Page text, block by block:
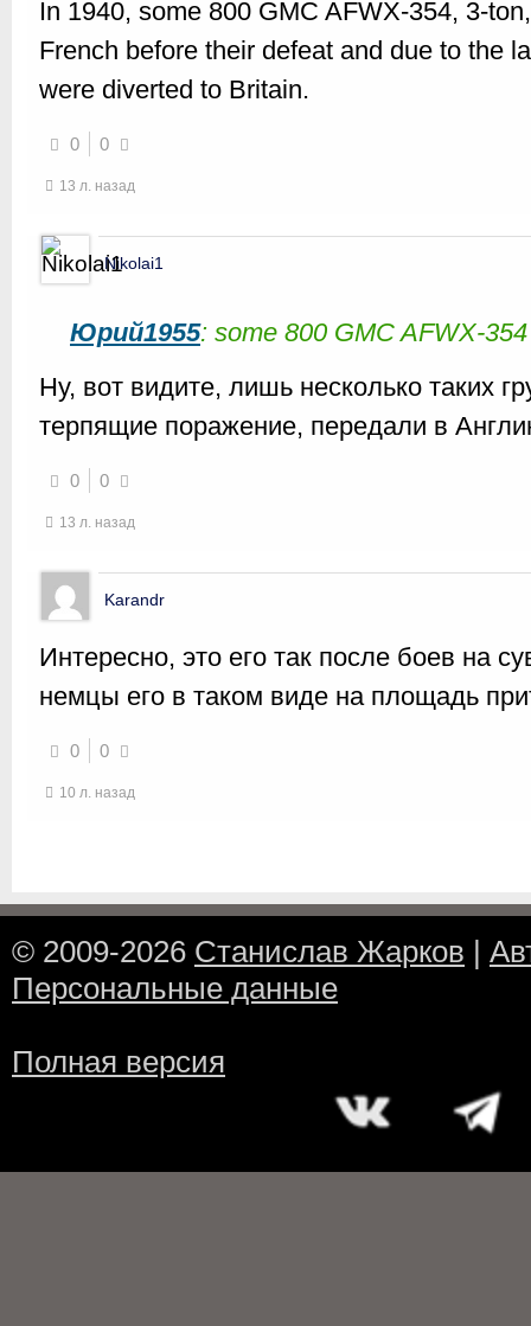
In 1940, some 800 GMC AFWX-354, 3-
French before their defeat and due to the
were diverted to Britain.
0 0
13 л. назад
Nikolai1
Юрий1955: some 800 GMC AFWX-354
Ну, вот видите, лишь несколько таких
терпящие поражение, передали в
0 0
13 л. назад
Karandr
Интересно, это его так после боев на
немцы его в таком виде на площадь
0 0
10 л. назад
© 2009-2026 Станислав Жарков |
Персональные данные
Полная версия